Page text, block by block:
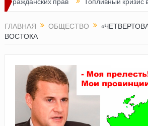
ГЛАВНАЯ ОБЩЕСТВО
ВОСТОКА